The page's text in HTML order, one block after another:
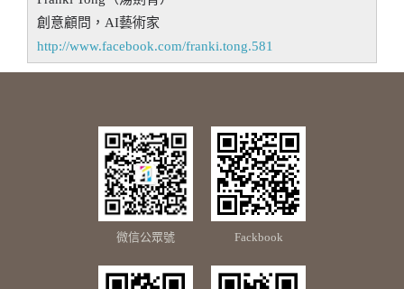
創意顧問，AI藝術家
http://www.facebook.com/franki.tong.581
微信公眾號 Fackbook